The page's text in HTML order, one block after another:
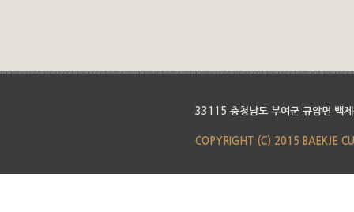
33115 충청남도 부여군 규암면 백
COPYRIGHT (C) 2015 BAEKJE